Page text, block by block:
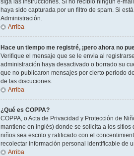
siga las instrucciones. Si no recibió ningún e-
haya sido capturada por un filtro de spam. Si
Administración.
Arriba
Hace un tiempo me registré, ¡pero ahora no
Verifique el mensaje que se le envia al
administración haya desactivado o borrado su
que no publicaron mensajes por cierto periodo
de las discuciones.
Arriba
¿Qué es COPPA?
COPPA, o Acta de Privacidad y Protección de
mantiene en inglés) donde se solicita a los
niños sea escrito y ratificado con el
recolectar información personal identificable de
Arriba